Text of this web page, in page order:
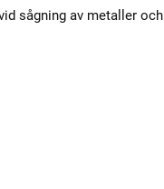
sågning av metaller och